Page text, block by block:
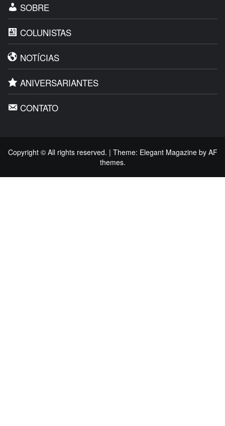
SOBRE
COLUNISTAS
NOTÍCIAS
ANIVERSARIANTES
CONTATO
Copyright © All rights reserved. | Theme: Elegant Magazineby AF
themes.